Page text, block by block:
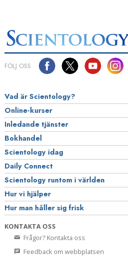
FÖLJ OSS
Vad är Scientology?
Online-kurser
Inledande tjänster
Bokhandel
Scientology idag
Daily Connect
Scientology runtom i världen
Hur vi hjälper
Hur man håller sig frisk
KONTAKTA OSS
Frågor? Kontakta oss
Feedback om webbplatsen